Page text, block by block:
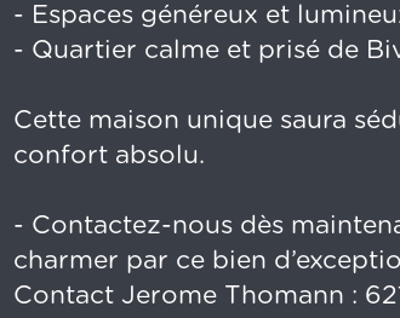
- Espaces généreux et
- Quartier calme et prisé de
Cette maison unique saura
confort absolu.
- Contactez-nous dès
charmer par ce bien
Contact Jerome Thomann :